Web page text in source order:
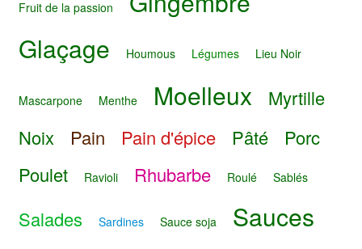
Fruit de la passion
Glaçage
Houmous Légumes Lieu Noir
Mascarpone Menthe Moelleux
Myrtille
Noix
Pain Pain d'épice Pâté
Porc
Poulet
Ravioli Rhubarbe Roulé Sablés
Salades Sardines Sauce soja Sauces